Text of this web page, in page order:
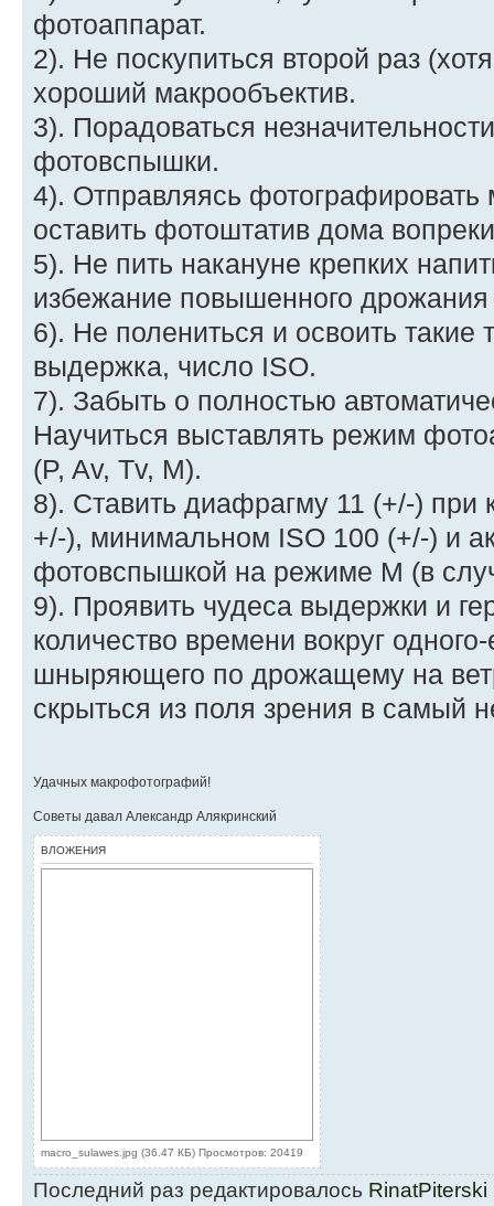
фотоаппарат.
2). Не поскупиться второй раз
хороший макрообъектив.
3). Порадоваться
фотовспышки.
4). Отправляясь фотографировать
оставить фотоштатив дома
5). Не пить накануне крепких
избежание повышенного
6). Не полениться и освоить
выдержка, число ISO.
7). Забыть о полностью
Научиться выставлять режим
(P, Av, Tv, M).
8). Ставить диафрагму 11 (+/-) при
+/-), минимальном ISO 100 (+/-) и
фотовспышкой на режиме М (в
9). Проявить чудеса выдержки и
количество времени вокруг
шныряющего по дрожащему на
скрыться из поля зрения в самый
Удачных макрофотографий!
Советы давал Александр Алякринский
ВЛОЖЕНИЯ
macro_sulawes.jpg (36.47 КБ) Просмотров: 20419
Последний раз редактировалось RinatPiterski